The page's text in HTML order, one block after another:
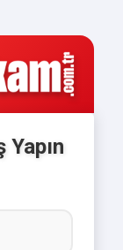
Yapın